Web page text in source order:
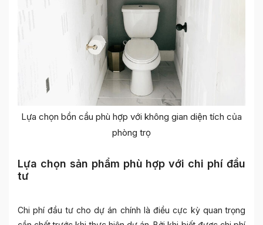
Lựa chọn bồn cầu phù hợp với không gian diện tích của
phòng trọ
Lựa chọn sản phẩm phù hợp với chi phí đầu
tư
Chi phí đầu tư cho dự án chính là điều cực kỳ quan trọng